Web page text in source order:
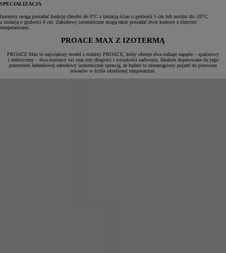
SPECJALIZACJA
Izotermy mogą posiadać funkcję chłodni do 0°C z izolacją ścian o grubości 5 cm lub mroźni do -20°C
z izolacją o grubości 8 cm. Zabudowy izotermiczne mogą także posiadać dwie komory z różnymi
temperaturami.
PROACE MAX Z IZOTERMĄ
PROACE Max to największy model z rodziny PROACE, który oferuje dwa rodzaje napędu – spalinowy
i elektryczny – dwa rozstawy osi oraz trzy długości i wysokości nadwozia. Idealnie dopasowane do jego
przestrzeni ładunkowej zabudowy izotermiczne sprawią, że będzie to niezastąpiony pojazd do przewozu
towarów w ściśle określonej temperaturze.